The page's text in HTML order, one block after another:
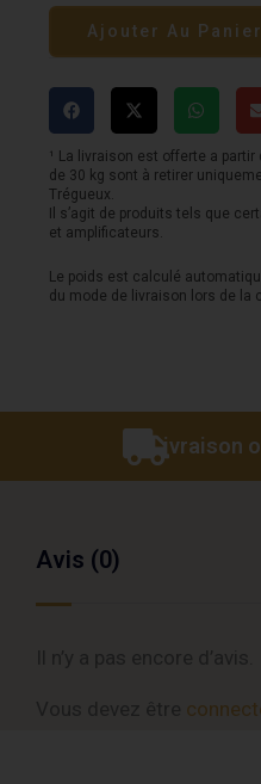
de
Basse
CORT
Action
noire
Ajouter Au Panier
¹ La livraison est offerte a
de 30 kg sont à retirer
Trégueux.
Il s’agit de produits tels que
et amplificateurs.
Le poids est calculé
du mode de livraison lors de la
Livraison
Avis (0)